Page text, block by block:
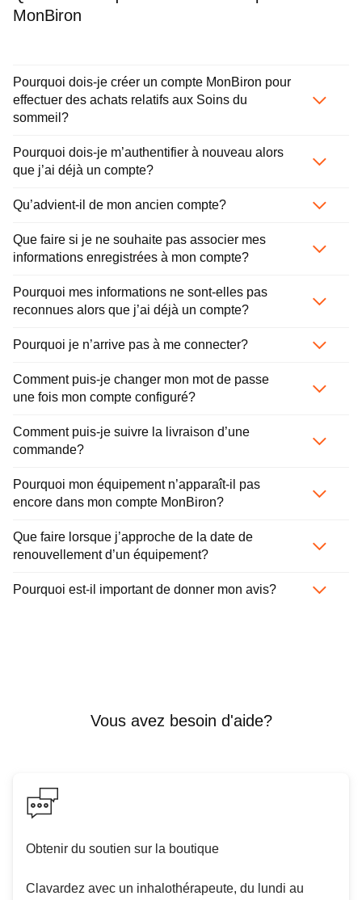
MonBiron
Pourquoi dois-je créer un compte MonBiron pour
effectuer des achats relatifs aux Soins du
sommeil?
Pourquoi dois-je m’authentifier à nouveau alors
que j’ai déjà un compte?
Qu’advient-il de mon ancien compte?
Que faire si je ne souhaite pas associer mes
informations enregistrées à mon compte?
Pourquoi mes informations ne sont-elles pas
reconnues alors que j’ai déjà un compte?
Pourquoi je n’arrive pas à me connecter?
Comment puis-je changer mon mot de passe
une fois mon compte configuré?
Comment puis-je suivre la livraison d’une
commande?
Pourquoi mon équipement n’apparaît-il pas
encore dans mon compte MonBiron?
Que faire lorsque j’approche de la date de
renouvellement d’un équipement?
Pourquoi est-il important de donner mon avis?
Vous avez besoin d'aide?
Obtenir du soutien sur la boutique
Clavardez avec un inhalothérapeute, du lundi au